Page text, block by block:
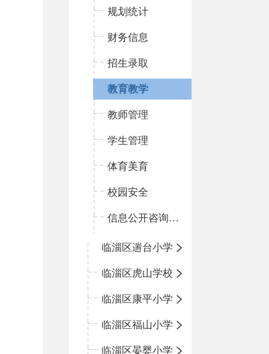
规划统计
财务信息
招生录取
教育教学
教师管理
学生管理
体育美育
校园安全
信息公开咨询指南
临淄区遄台小学
临淄区虎山学校
临淄区康平小学
临淄区福山小学
临淄区晏婴小学